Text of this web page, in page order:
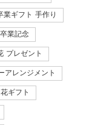
業ギフト 手作り
業記念
プレゼント
アレンジメント
ギフト